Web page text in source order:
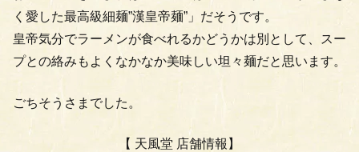
く愛した最高級細麺”漢皇帝麺”」だそうです。
皇帝気分でラーメンが食べれるかどうかは別として、スー
プとの絡みもよくなかなか美味しい坦々麺だと思います。
ごちそうさまでした。
【 天風堂 店舗情報】